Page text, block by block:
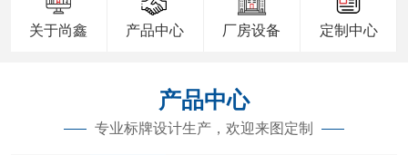
关于尚鑫 产品中心 厂房设备 定制中心
产品中心
专业标牌设计生产，欢迎来图定制